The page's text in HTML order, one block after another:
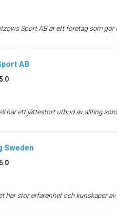
AB är ett företag som gör idrottsutrustning av hög kvalitet. Ett företag att lita på och det är garanterat bra service. Rantzows
AB
5.0
ett jättestort utbud av allting som behövs för jakt. Det finns inga problem som inte går
Sweden
5.0
har stor erfarenhet och kunskaper